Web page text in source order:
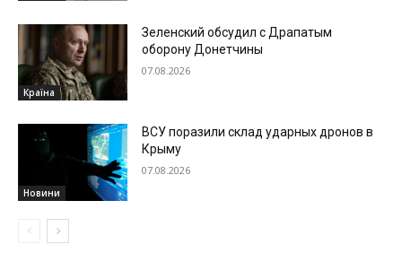
Країна
Зеленский обсудил с Драпатым
оборону Донетчины
07.08.2026
Новини
ВСУ поразили склад ударных дронов в
Крыму
07.08.2026